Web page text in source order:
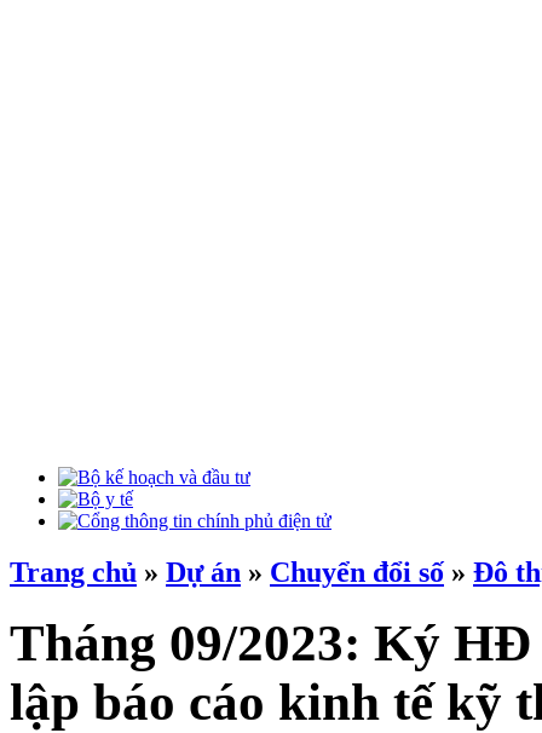
Trang chủ » Dự án » Chuyển đổi số » Đô
Tháng 09/2023: Ký
lập báo cáo kinh tế kỹ